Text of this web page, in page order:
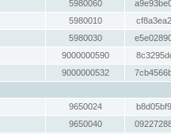
5980060
5980010
5980030
9000000590
9000000532
9650024
9650040